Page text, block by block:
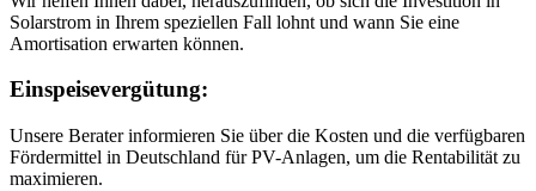
Solarstrom in Ihrem speziellen Fall lohnt und wann Sie eine
Amortisation erwarten können.
Einspeisevergütung:
Unsere Berater informieren Sie über die Kosten und die verfügbaren
Fördermittel in Deutschland für PV-Anlagen, um die Rentabilität zu
maximieren.